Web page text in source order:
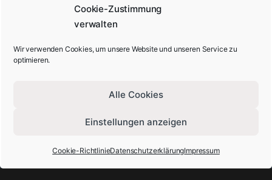
Cookie-Zustimmung
verwalten
Wir verwenden Cookies, um unsere Website und unseren Service zu
optimieren.
Alle Cookies
Einstellungen anzeigen
Cookie-RichtlinieDatenschutzerklärungImpressum
+49-202-29572854